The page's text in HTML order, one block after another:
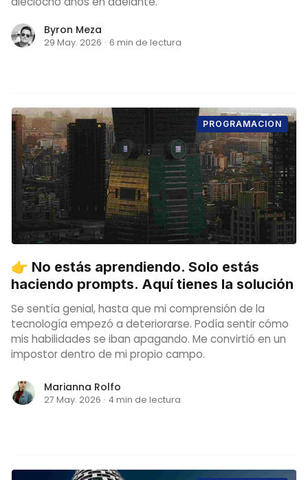
Byron Meza
29 May. 2026 · 6 min de lectura
PROGRAMACION
👉 No estás aprendiendo. Solo estás
haciendo prompts. Aquí tienes la solución
Se sentía genial, hasta que mi comprensión de la
tecnología empezó a deteriorarse. Podía sentir cómo
mis habilidades se iban apagando. Me convirtió en un
impostor dentro de mi propio campo.
Marianna Rolfo
27 May. 2026 · 4 min de lectura